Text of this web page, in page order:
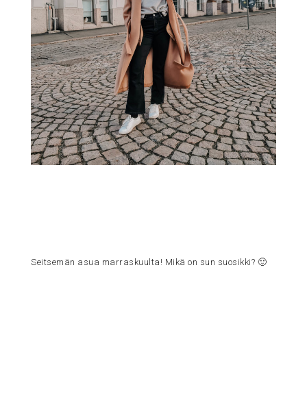
Seitsemän asua marraskuulta! Mikä on sun suosikki? 🙂